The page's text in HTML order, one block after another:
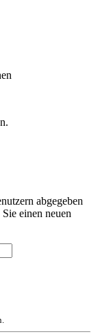
abgegeben
einen neuen